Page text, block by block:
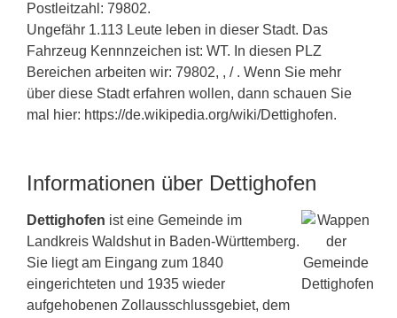
Postleitzahl: 79802.
Ungefähr 1.113 Leute leben in dieser Stadt. Das
Fahrzeug Kennnzeichen ist: WT. In diesen PLZ
Bereichen arbeiten wir: 79802, , / . Wenn Sie mehr
über diese Stadt erfahren wollen, dann schauen Sie
mal hier: https://de.wikipedia.org/wiki/Dettighofen.
Informationen über Dettighofen
Dettighofen ist eine Gemeinde im
Landkreis Waldshut in Baden-Württemberg.
Sie liegt am Eingang zum 1840
eingerichteten und 1935 wieder
aufgehobenen Zollausschlussgebiet, dem